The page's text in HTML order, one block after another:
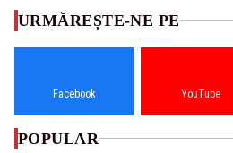
URMĂREȘTE-NE PE
Facebook YouTube
POPULAR